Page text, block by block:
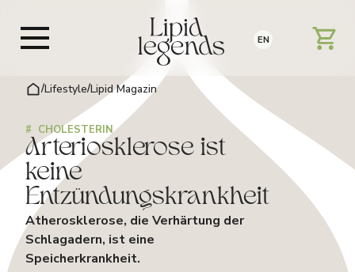
/Lifestyle/Lipid Magazin
# CHOLESTERIN
Arteriosklerose ist
keine
Entzündungskrankheit
Atherosklerose, die Verhärtung der
Schlagadern, ist eine
Speicherkrankheit.
EN